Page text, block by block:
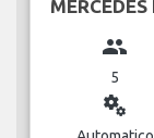
MERCEDES
group
5
miscellaneous_services